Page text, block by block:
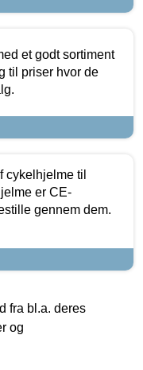
et godt sortiment
til priser hvor de
cykelhjelme til
er CE-
gennem dem.
fra bl.a. deres
og